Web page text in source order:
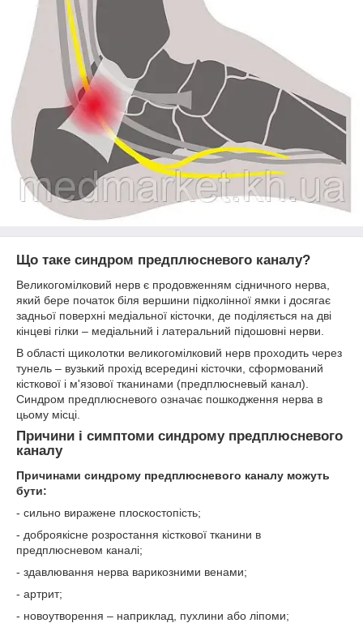
Що таке синдром предплюсневого каналу?
Великогомілковий нерв є продовженням сідничного нерва,
який бере початок біля вершини підколінної ямки і досягає
задньої поверхні медіальної кісточки, де поділяється на дві
кінцеві гілки – медіальний і латеральний підошовні нерви.
В області щиколотки великогомілковий нерв проходить через
тунель – вузький прохід всередині кісточки, сформований
кісткової і м'язової тканинами (предплюсневый канал).
Синдром предплюсневого означає пошкодження нерва в
цьому місці.
Причини і симптоми синдрому предплюсневого
каналу
Причинами синдрому предплюсневого каналу можуть
бути:
- сильно виражене плоскостопість;
- доброякісне розростання кісткової тканини в
предплюсневом каналі;
- здавлювання нерва варикозними венами;
- артрит;
- новоутворення – наприклад, пухлини або ліпоми;